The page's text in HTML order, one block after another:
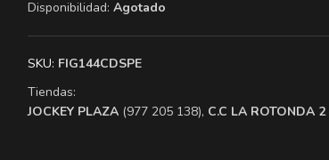
Disponibilidad: Agotado
SKU: FIG144CDSPE
Tiendas:
​JOCKEY PLAZA (977 205 138), ​C.C LA ROTONDA